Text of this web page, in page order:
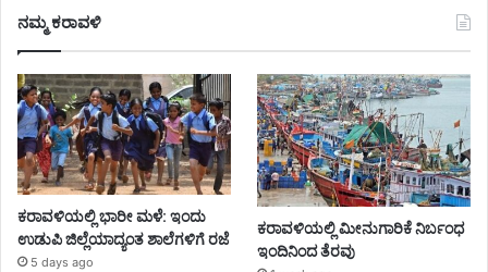
ನಮ್ಮ ಕರಾವಳಿ
ಕರಾವಳಿಯಲ್ಲಿ ಭಾರೀ ಮಳೆ: ಇಂದು
ಉಡುಪಿ ಜಿಲ್ಲೆಯಾದ್ಯಂತ ಶಾಲೆಗಳಿಗೆ ರಜೆ
5 days ago
ಕರಾವಳಿಯಲ್ಲಿ ಮೀನುಗಾರಿಕೆ ನಿರ್ಬಂಧ
ಇಂದಿನಿಂದ ತೆರವು